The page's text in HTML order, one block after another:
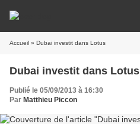
Accueil » Dubai investit dans Lotus
Dubai investit dans Lotus
Publié le 05/09/2013 à 16:30
Par Matthieu Piccon